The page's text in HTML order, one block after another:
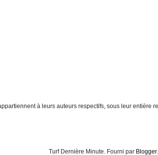
à leurs auteurs respectifs, sous leur
Turf Dernière Minute. Fourni par Blogger.